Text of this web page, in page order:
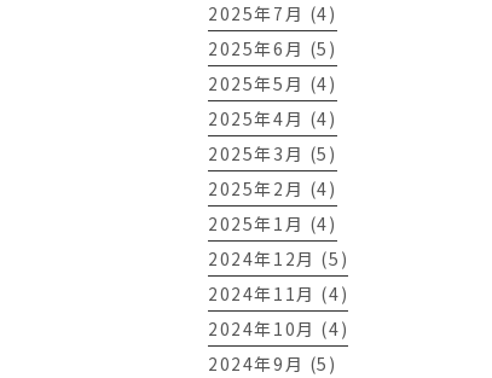
2025年7月 (4)
2025年6月 (5)
2025年5月 (4)
2025年4月 (4)
2025年3月 (5)
2025年2月 (4)
2025年1月 (4)
2024年12月 (5)
2024年11月 (4)
2024年10月 (4)
2024年9月 (5)